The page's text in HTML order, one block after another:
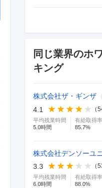
同じ業界のホ
キング
株式会社ザ・ギンザ
4.1 （
平均残業時間
5.0時間
有給取得率
85.7%
株式会社デンソーユ
3.3
（
平均残業時間
6.0時間
有給取得率
88.0%